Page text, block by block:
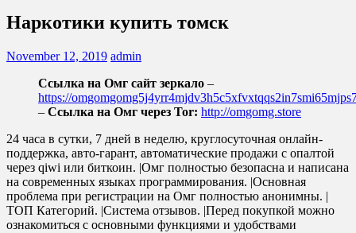
Наркотики купить томск
November 12, 2019 admin
Ссылка на Омг сайт зеркало –
https://
– Ссылка на Омг через Tor: http://omgomg.store
24 часа в сутки, 7 дней в неделю, круглосуточная онлайн-
поддержка, авто-гарант, автоматические продажи с опалтой
через qiwi или биткоин. |Омг полностью безопасна и написана
на современных языках программирования. |Основная
проблема при регистрации на Омг полностью анонимны. |
ТОП Категорий. |Система отзывов. |Перед покупкой можно
ознакомиться с основными функциями и удобствами